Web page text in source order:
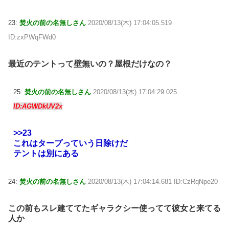
23: 焚火の前の名無しさん 2020/08/13(木) 17:04:05.519
ID:zxPWqFWd0
最近のテントって壁無いの？屋根だけなの？
25: 焚火の前の名無しさん 2020/08/13(木) 17:04:29.025
ID:AGWDkUV2x
>>23
これはタープっていう日除けだ
テントは別にある
24: 焚火の前の名無しさん 2020/08/13(木) 17:04:14.681 ID:CzRqNpe20
この前もスレ建ててたギャラクシー使ってて彼女と来てる
人か